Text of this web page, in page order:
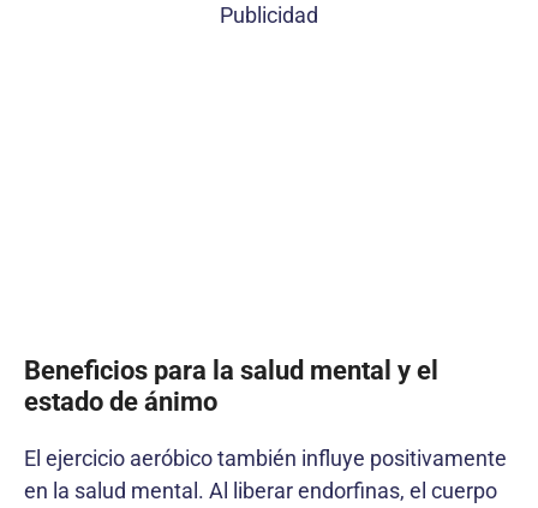
Publicidad
Beneficios para la salud mental y el
estado de ánimo
El ejercicio aeróbico también influye positivamente
en la salud mental. Al liberar endorfinas, el cuerpo